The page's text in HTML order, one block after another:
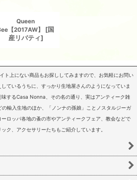
Queen
【2017AW】
[国
産リバティ]
ト上にない商品もお探ししてみますので、お気軽にお問い
ているうちに、すっかり生地屋さんのようになっていま
するCasa Nonna、その名の通り、実はアンティーク雑
輸入生地のほか、「ノンナの孫娘」ことノスタルジーガ
ロッパ各地の蚤の市やアンティークフェア、教会などで
ク、アクセサリーたちもご紹介しています。